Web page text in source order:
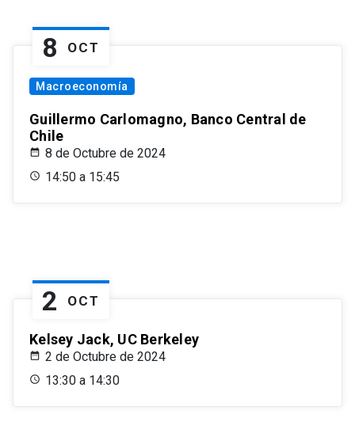
8 OCT
Macroeconomía
Guillermo Carlomagno, Banco Central de
Chile
8 de Octubre de 2024
14:50 a 15:45
2 OCT
Kelsey Jack, UC Berkeley
2 de Octubre de 2024
13:30 a 14:30